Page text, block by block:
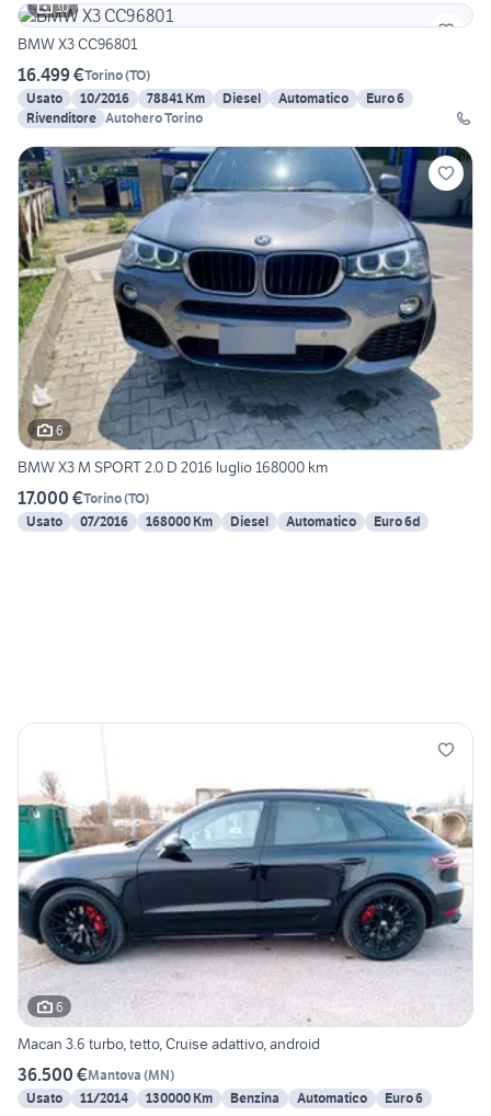
10
BMW X3 CC96801
16.499 €Torino(TO)
Usato
10/2016 78841 Km Diesel Automatico
Euro 6
Rivenditore Autohero Torino
6
BMW X3 M SPORT 2.0 D 2016 luglio 168000 km
17.000 €Torino(TO)
Usato
07/2016 168000 Km Diesel Automatico Euro 6d
6
Macan 3.6 turbo, tetto, Cruise adattivo, android
36.500 €Mantova (MN)
Usato
11/2014 130000 Km Benzina Automatico Euro 6